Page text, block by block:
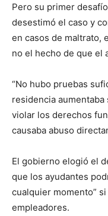
Pero su primer
desestimó el caso y
en casos de maltrato,
no el hecho de que el
“No hubo pruebas
residencia
violar los derechos
causaba abuso
El gobierno elogió el
que los ayudantes
cualquier momento”
empleadores.